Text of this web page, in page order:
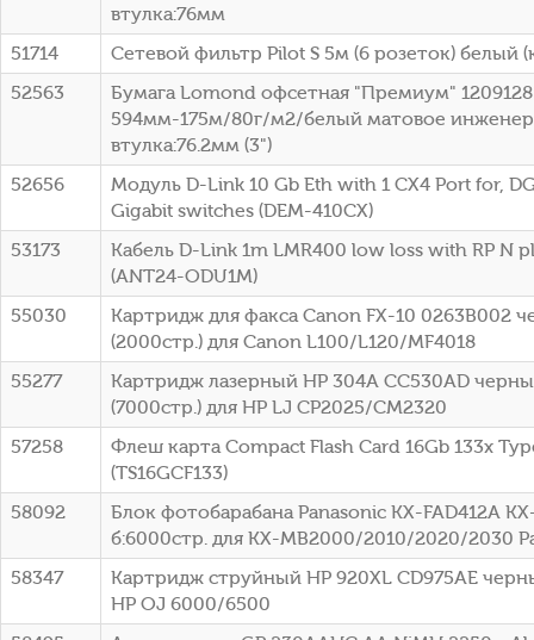
втулка:76мм
51714
Сетевой фильтр Pilot S 5м (6 розеток) белый
52563
Бумага Lomond офсетная "Премиум" 1209128
594мм-175м/80г/м2/белый матовое
втулка:76.2мм (3")
52656
Модуль D-Link 10 Gb Eth with 1 CX4 Port for,
Gigabit switches (DEM-410CX)
53173
Кабель D-Link 1m LMR400 low loss with RP N
(ANT24-ODU1M)
55030
Картридж для факса Canon FX-10 0263B002
(2000стр.) для Canon L100/L120/MF4018
55277
Картридж лазерный HP 304A CC530AD
(7000стр.) для HP LJ CP2025/CM2320
57258
Флеш карта Compact Flash Card 16Gb 133x
(TS16GCF133)
58092
Блок фотобарабана Panasonic KX-FAD412A
б:6000стр. для KX-MB2000/2010/2020/2030
58347
Картридж струйный HP 920XL CD975AE
HP OJ 6000/6500